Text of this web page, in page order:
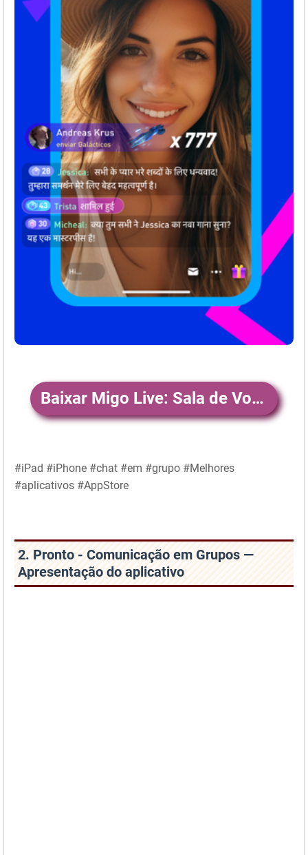
Baixar Migo Live: Sala de Voz e Vídeo
#iPad #iPhone #chat #em #grupo #Melhores
#aplicativos #AppStore
2. Pronto - Comunicação em Grupos —
Apresentação do aplicativo